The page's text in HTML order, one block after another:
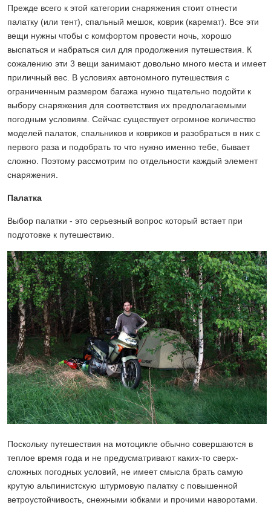
Прежде всего к этой категории снаряжения стоит отнести
палатку (или тент), спальный мешок, коврик (каремат). Все эти
вещи нужны чтобы с комфортом провести ночь, хорошо
выспаться и набраться сил для продолжения путешествия. К
сожалению эти 3 вещи занимают довольно много места и имеет
приличный вес. В условиях автономного путешествия с
ограниченным размером багажа нужно тщательно подойти к
выбору снаряжения для соответствия их предполагаемыми
погодным условиям. Сейчас существует огромное количество
моделей палаток, спальников и ковриков и разобраться в них с
первого раза и подобрать то что нужно именно тебе, бывает
сложно. Поэтому рассмотрим по отдельности каждый элемент
снаряжения.
Палатка
Выбор палатки - это серьезный вопрос который встает при
подготовке к путешествию.
Поскольку путешествия на мотоцикле обычно совершаются в
теплое время года и не предусматривают каких-то сверх-
сложных погодных условий, не имеет смысла брать самую
крутую альпинистскую штурмовую палатку с повышенной
ветроустойчивость, снежными юбками и прочими наворотами.